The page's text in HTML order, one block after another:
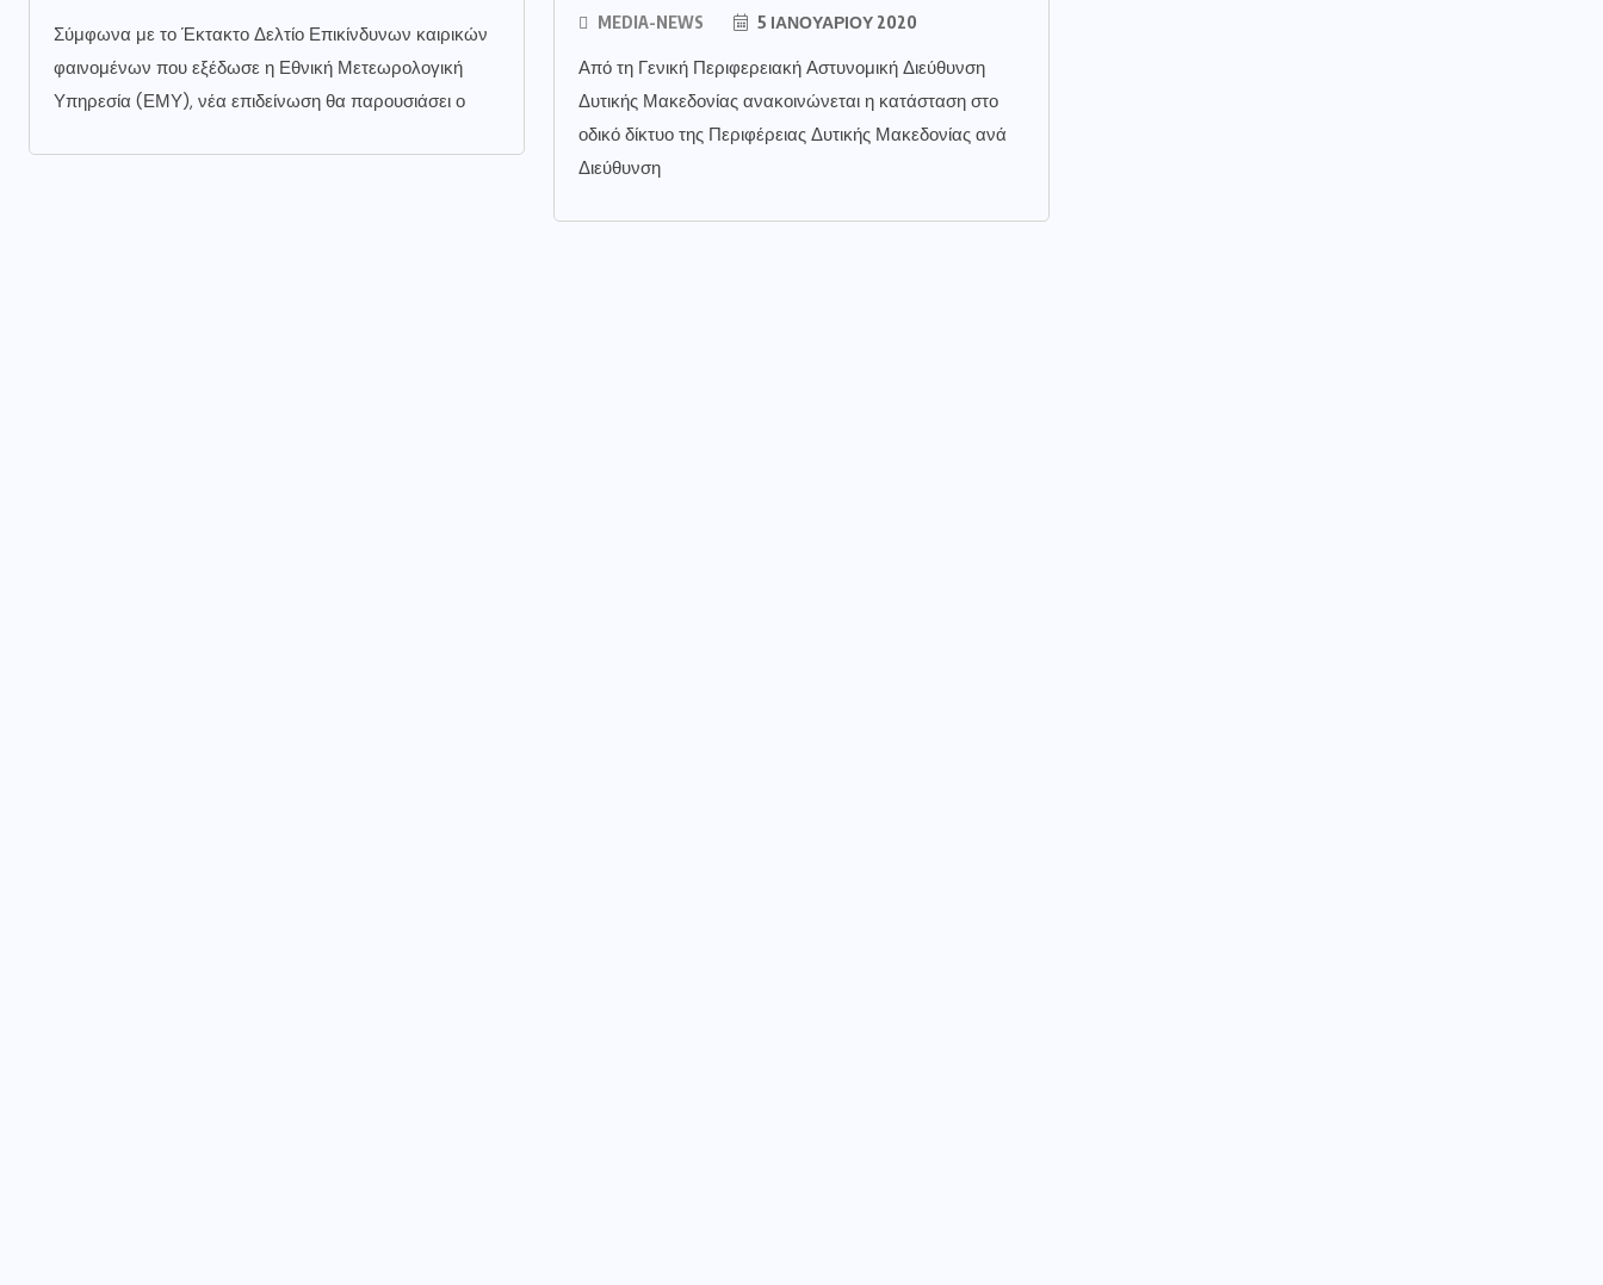
Σύμφωνα με το Έκτακτο Δελτίο Επικίνδυνων καιρικών
φαινομένων που εξέδωσε η Εθνική Μετεωρολογική
Υπηρεσία (ΕΜΥ), νέα επιδείνωση θα παρουσιάσει ο
MEDIA-NEWS 5 ΙΑΝΟΥΑΡΊΟΥ 2020
Από τη Γενική Περιφερειακή Αστυνομική Διεύθυνση
Δυτικής Μακεδονίας ανακοινώνεται η κατάσταση στο
οδικό δίκτυο της Περιφέρειας Δυτικής Μακεδονίας ανά
Διεύθυνση